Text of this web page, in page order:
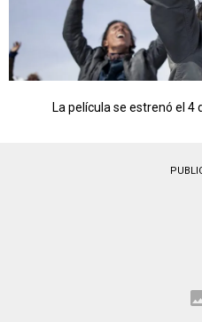
La película se estrenó el 4